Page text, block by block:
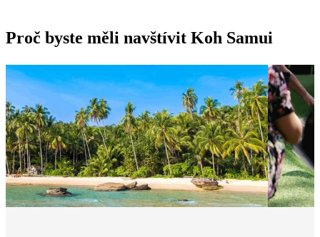
Proč byste měli navštívit Koh Samui